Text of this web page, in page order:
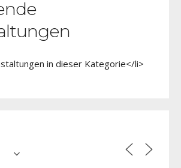
in dieser Kategorie</li>